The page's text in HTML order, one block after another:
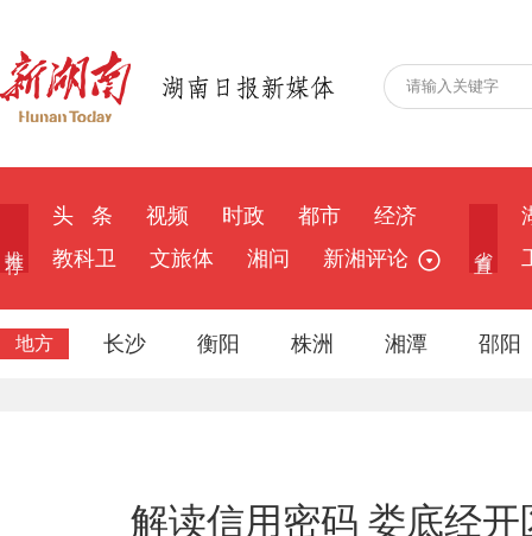
头 条 视频 时政 都市
经济
教科卫
文旅体 湘问 新湘评论
地方 长沙 衡阳 株洲 湘潭 邵阳
解读信用密码 娄底经